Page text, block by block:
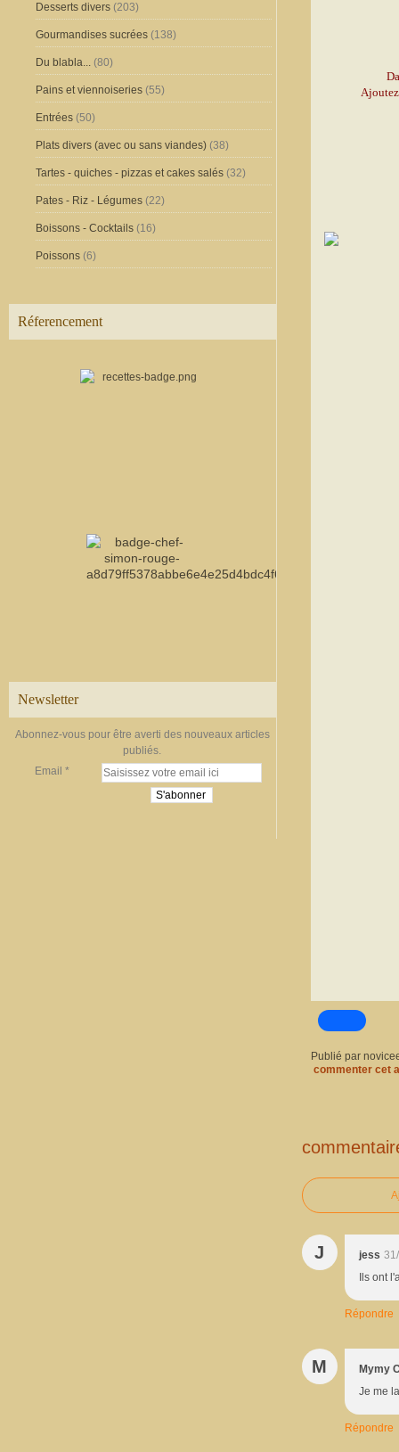
Desserts divers (203)
Gourmandises sucrées (138)
Du blabla... (80)
Pains et viennoiseries (55)
Entrées (50)
Plats divers (avec ou sans viandes) (38)
Tartes - quiches - pizzas et cakes salés (32)
Pates - Riz - Légumes (22)
Boissons - Cocktails (16)
Poissons (6)
Réferencement
Newsletter
Abonnez-vous pour être averti des nouveaux articles
publiés.
Email
Publié par
commenter cet
J jess
Ils ont
Répondre
M
Mymy
Je me
Répondre